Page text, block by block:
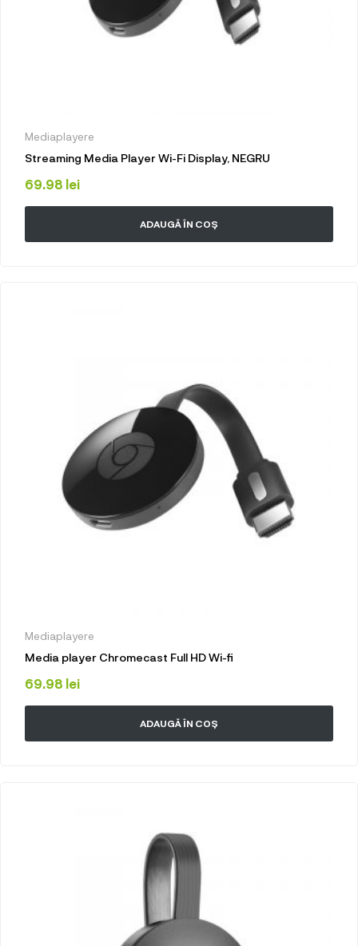
Mediaplayere
Streaming Media Player Wi-Fi Display, NEGRU
69.98 lei
ADAUGĂ ÎN COȘ
Mediaplayere
Media player Chromecast Full HD Wi-fi
69.98 lei
ADAUGĂ ÎN COȘ